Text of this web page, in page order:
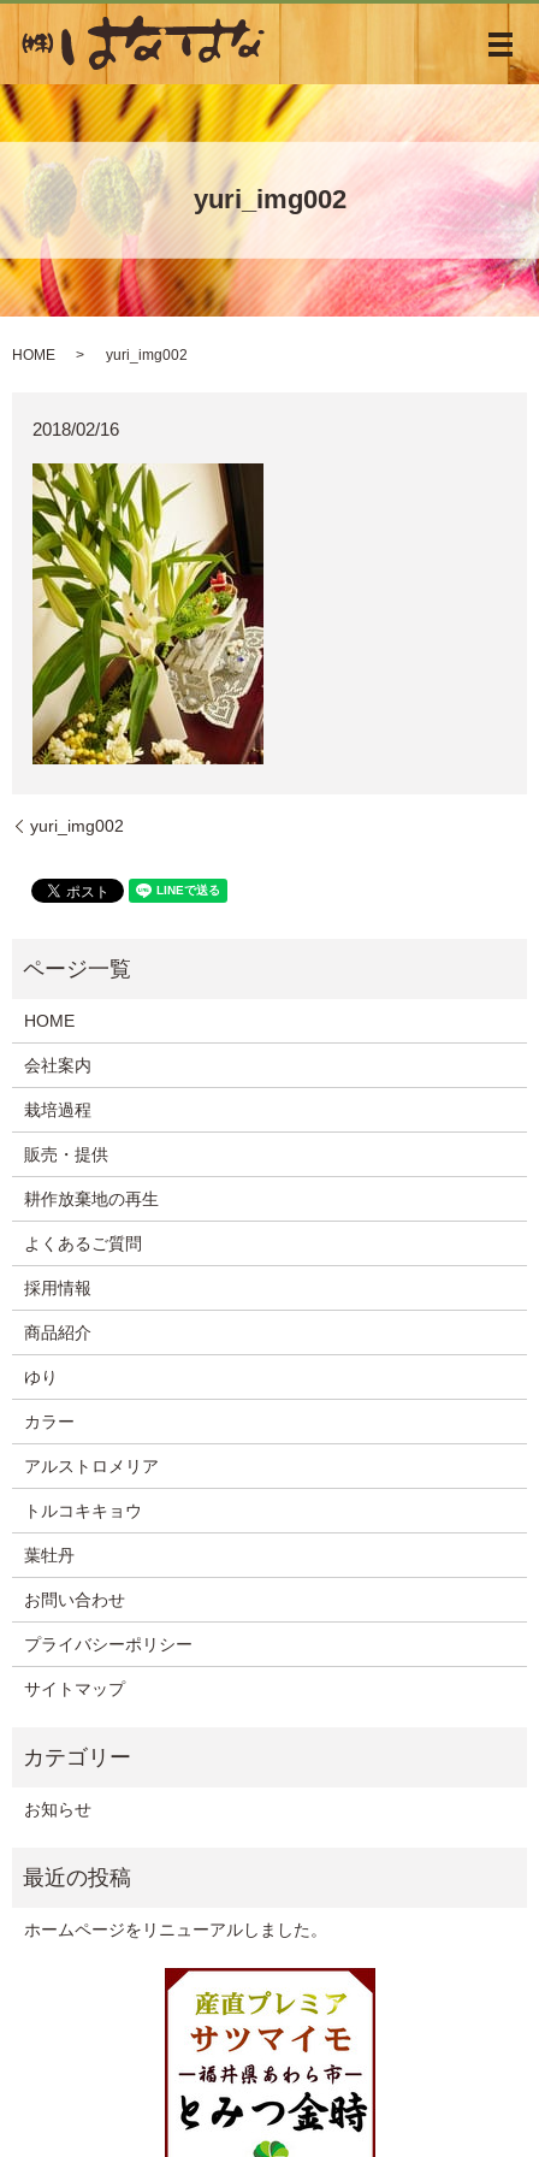
メ
yuri_img002
HOME yuri_img002
2018/02/16
yuri_img002
HOME
会社案内
栽培過程
販売・提供
耕作放棄地の再生
よくあるご質問
採用情報
商品紹介
ゆり
カラー
アルストロメリア
トルコキキョウ
葉牡丹
お問い合わせ
プライバシーポリシー
サイトマップ
お知らせ
ホームページをリニューアルしました。